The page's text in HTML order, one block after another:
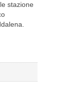
stazione